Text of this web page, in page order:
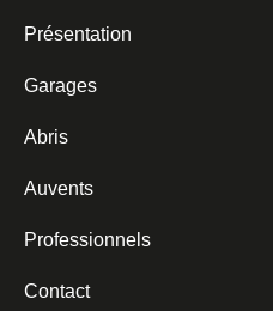
Présentation
Garages
Abris
Auvents
Professionnels
Contact